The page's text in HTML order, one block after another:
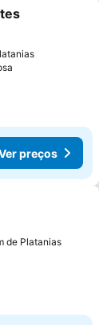
preços
de Platanias